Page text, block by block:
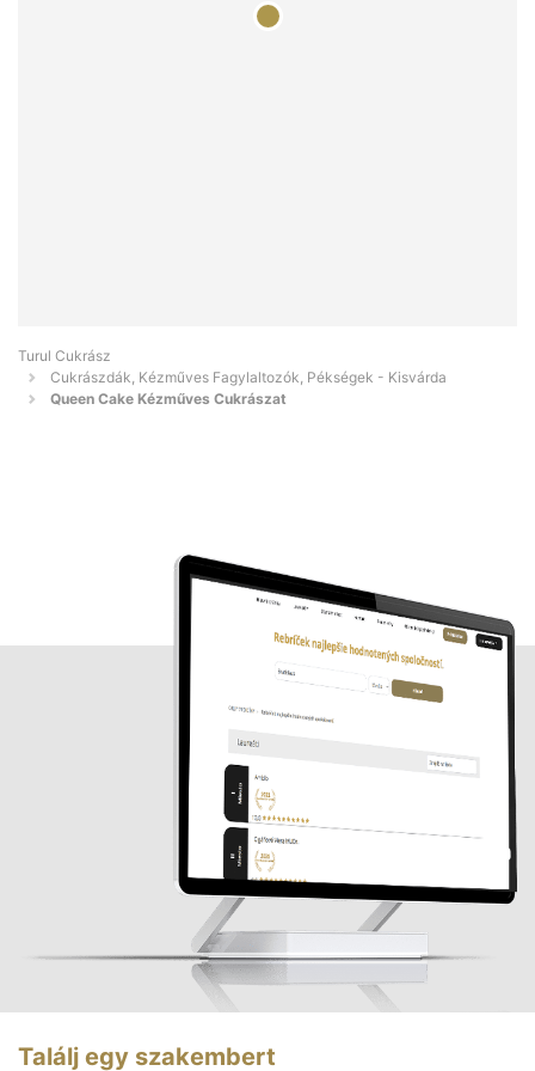
Turul Cukrász
Cukrászdák, Kézműves Fagylaltozók, Pékségek - Kisvárda
Queen Cake Kézműves Cukrászat
Találj egy szakembert